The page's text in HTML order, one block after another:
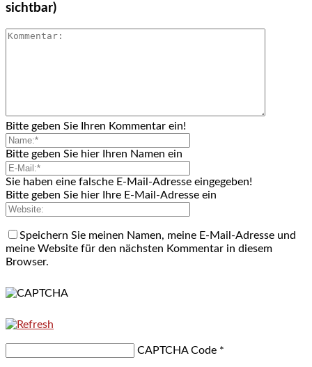
sichtbar)
Bitte geben Sie Ihren Kommentar ein!
Bitte geben Sie hier Ihren Namen ein
Sie haben eine falsche E-Mail-Adresse eingegeben!
Bitte geben Sie hier Ihre E-Mail-Adresse ein
Speichern Sie meinen Namen, meine E-Mail-Adresse und
meine Website für den nächsten Kommentar in diesem
Browser.
CAPTCHA Code *